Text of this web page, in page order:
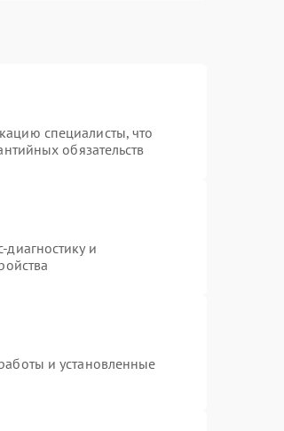
специалисты, что
обязательств
и
и установленные